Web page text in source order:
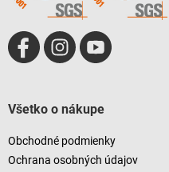
Všetko o nákupe
Obchodné podmienky
Ochrana osobných údajov